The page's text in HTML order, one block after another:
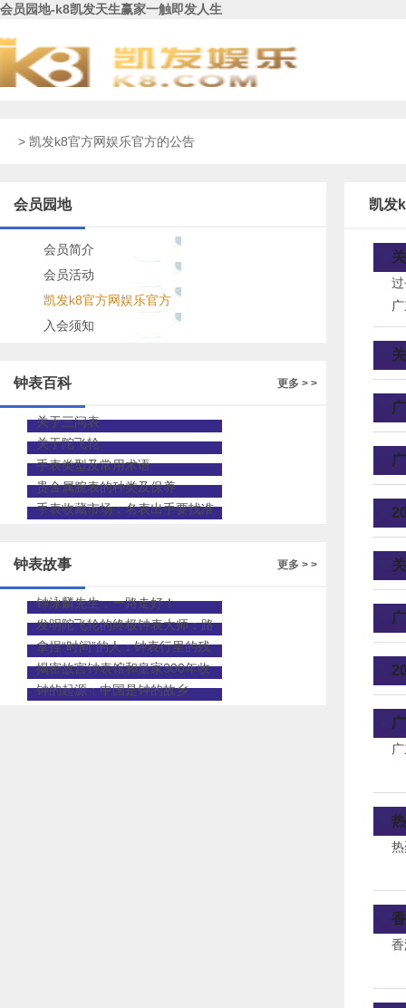
会员园地-k8凯发天生赢家一触即发人生
> 凯发k8官方网娱乐官方的公告
会员园地
会员简介
会员活动
凯发k8官方网娱乐官方
的公告
入会须知
更多 > >
钟表百科
关于三问表
关于陀飞轮
手表类型及常用术语
贵金属腕表的种类及保养
手表收藏市场：名表出手要找准
更多 > >
钟表故事
钟泳麟先生，一路走好！
发明陀飞轮的终极钟表大师：路
易•宝玑先生
拿捏“时间”的人：钟表行里的残
疾修表师
揭密故宫钟表馆和皇家300年收
藏
钟的起源：中国是钟的故乡
凯发